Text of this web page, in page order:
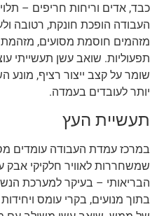
כבד, אדים וריחות חריפים –
העבודה הופכת חונקת, רטובה
מזהמים חוסמת מסועים, מזהמת
תפעוליות. שואב עשן תעשייתי
שומר על קצב ייצור רציף, מונע
יותר לעובדים בעמדה.
תעשיית העץ
שמשחררות לאוויר חלקיקי אבק
הבריאותי – בעיקר למערכת
בתוך מנועים, בקרי עומס